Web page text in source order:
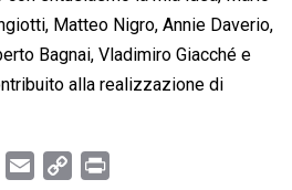
Matteo Nigro, Annie Daverio,
Bagnai, Vladimiro Giacché e
alla realizzazione di